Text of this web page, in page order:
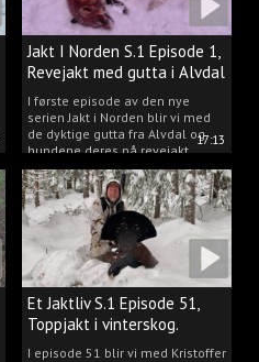
17:13
Jakt I Norden S.1 Episode 1,
Revejakt med gutta i Alvdal
I første episode av den nye
serien Jakt i Norden blir vi med
de dyktige gutta fra Alvdal og
hundene deres på revejakt.
Et Jaktliv S.1 Episode 51,
Toppjakt i vinterskog.
I episode 51 blir vi med Kristoffer